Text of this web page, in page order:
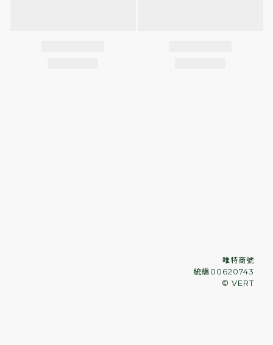
唯特商號
統編00620743
© VERT